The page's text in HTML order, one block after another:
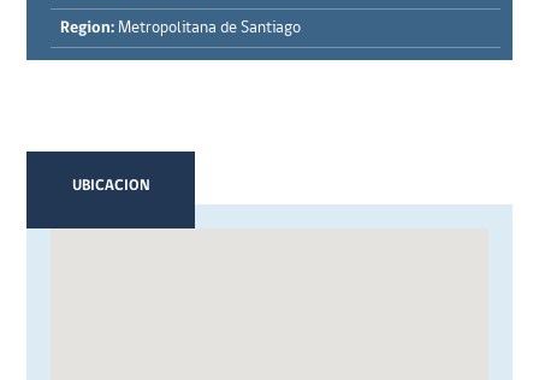
Region: Metropolitana de Santiago
UBICACION